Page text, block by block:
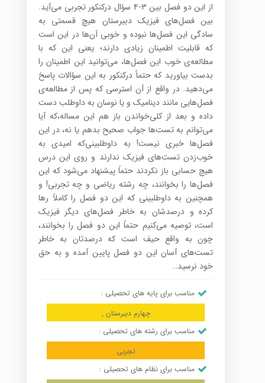
از این دو فصل بین ۳-۴ سؤال درکنکور تجربی می‌آید.
بین فصل‌های‌ فیزیک دبیرستان هیچ قسمتی به
سادگی این فصل‌ها نبوده و خوبی آن‌ها در این است
که قابلیت اطمینان زیادی دارند؛ یعنی این که با
مطالعه‌ی خوب این فصل‌ها، می‌توانید این اطمینان را
بدست بیاورید که حتما‍ً درکنکور به این سؤالات پاسخ
می‌دهید. در واقع از آن استرسی که پس از مطالعه‌ی
فصل‌هایی مانند دینامیک و یا نوسان به داوطلب دست
داده و بعد از کلی‌خواندن باز هم این مساله‌،که آیا
می‌توانم به تست‌ها جواب صحیح بدهم یا نه، در این
فصل‌ها خبری نیست! به داوطلبینی‌که امیدی به
خوب‌زدن تست‌های فیزیک ندارند و روی این درس
هیچ حسابی باز نکردند حتماً پیشنهاد می‌شود که این
فصل‌ها را بخوانند، چه رشته ریاضی و چه تجربی! و
همچنین به داوطلبینی که این دو فصل را کاملاً رها
کرده و درصدشان به خاطر فصل‌های دیگر فیزیک
است، توصیه می‌کنیم حتماً این دو فصل را بخوانند،
چون به واقع حیف است که درصدتان به خاطر
تست‌های آسان این دو فصل پایین آمده و به حق
خود نرسید…
مناسب برای پایه های تحصیلی :
چهارم دبیرستان ,
مناسب برای رشته های تحصیلی :
تجربی
مناسب برای نظام های تحصیلی :